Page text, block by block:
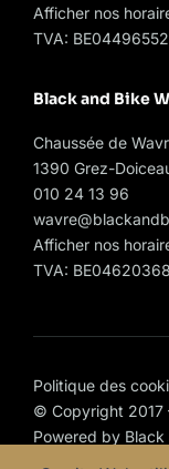
Afficher nos
TVA:
Black and Bike
Chaussée de
1390 Grez-
010 24 13 96
Afficher nos
TVA:
Politique des
© Copyright 2017
Powered by